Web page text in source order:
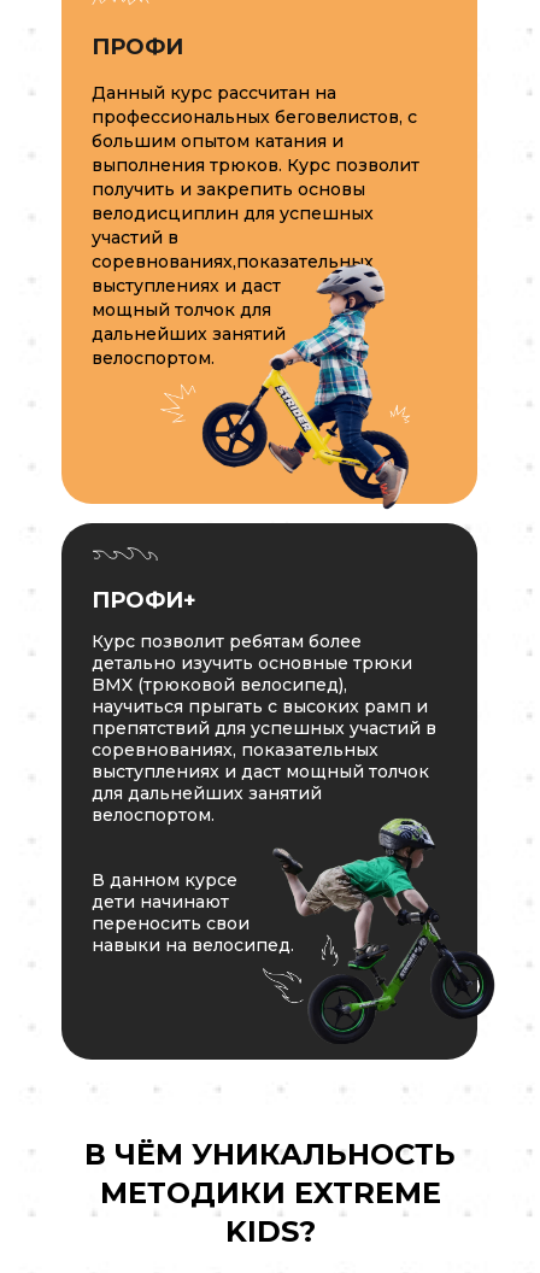
ПРОФИ
Данный курс рассчитан на
профессиональных беговелистов, с
большим опытом катания и
выполнения трюков. Курс позволит
получить и закрепить основы
велодисциплин для успешных
участий в
соревнованиях,показательных
выступлениях и даст
мощный толчок для
дальнейших занятий
велоспортом.
ПРОФИ+
Курс позволит ребятам более
детально изучить основные трюки
BMX (трюковой велосипед),
научиться прыгать с высоких рамп и
препятствий для успешных участий в
соревнованиях, показательных
выступлениях и даст мощный толчок
для дальнейших занятий
велоспортом.
В данном курсе
дети начинают
переносить свои
навыки на велосипед.
В ЧЁМ УНИКАЛЬНОСТЬ
МЕТОДИКИ EXTREME
KIDS?